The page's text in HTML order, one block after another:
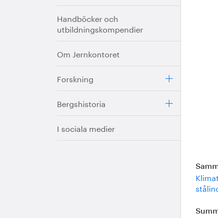
Handböcker och
utbildningskompendier
Om Jernkontoret
Forskning
Bergshistoria
I sociala medier